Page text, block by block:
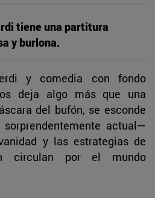
tiene una partitura
y burlona.
y comedia con fondo
deja algo más que una
del bufón, se esconde
actual—
y las estrategias de
circulan por el mundo